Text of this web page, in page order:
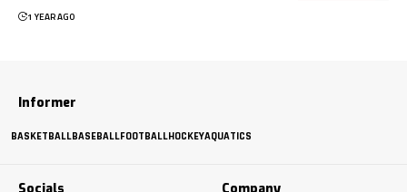
1 YEAR AGO
Informer
BASKETBALLBASEBALLFOOTBALLHOCKEYAQUATICS